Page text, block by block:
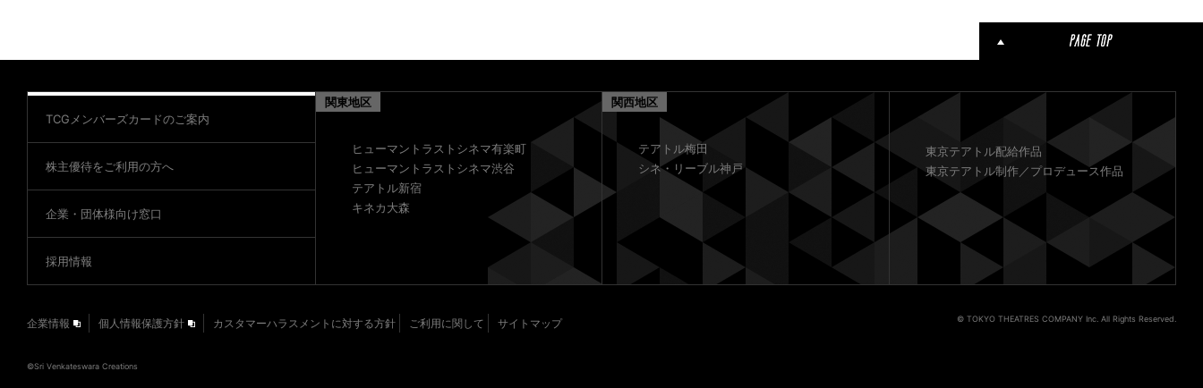
TCGメンバーズカードのご案内
株主優待をご利用の方へ
企業・団体様向け窓口
採用情報
関東地区
ヒューマントラストシネマ有楽町
ヒューマントラストシネマ渋谷
テアトル新宿
キネカ大森
関西地区
テアトル梅田
シネ・リーブル神戸
東京テアトル配給作品
東京テアトル制作／プロデュース作品
企業情報 個人情報保護方針 カスタマーハラスメントに対する方針 ご利用に関して サイトマップ © TOKYO THEATRES COMPANY Inc. All Rights Reserved.
©️Sri Venkateswara Creations